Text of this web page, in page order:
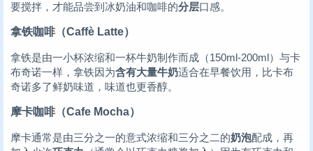
要搅拌，才能品尝到冰奶油和咖啡的分层口感。
拿铁咖啡（Caffè Latte）
拿铁是由一小杯浓缩和一杯牛奶制作而成（150ml-200ml）与卡
布奇诺一样，拿铁因为含有大量牛奶适合在早餐饮用，比卡布
奇诺多了鲜奶味道，味道也更香醇。
摩卡咖啡（Cafe Mocha）
摩卡通常是由三分之一的意式浓缩和三分之二的奶泡配成，再